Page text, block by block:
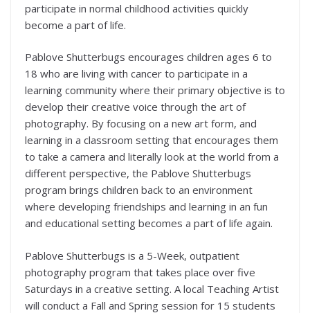
participate in normal childhood activities quickly
become a part of life.
Pablove Shutterbugs encourages children ages 6 to
18 who are living with cancer to participate in a
learning community where their primary objective is to
develop their creative voice through the art of
photography. By focusing on a new art form, and
learning in a classroom setting that encourages them
to take a camera and literally look at the world from a
different perspective, the Pablove Shutterbugs
program brings children back to an environment
where developing friendships and learning in an fun
and educational setting becomes a part of life again.
Pablove Shutterbugs is a 5-Week, outpatient
photography program that takes place over five
Saturdays in a creative setting. A local Teaching Artist
will conduct a Fall and Spring session for 15 students